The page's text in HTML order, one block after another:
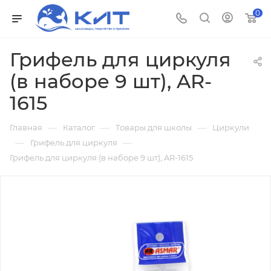
0
Грифель для циркуля
(в наборе 9 шт), AR-
1615
Главная — Каталог — Товары для школы — Циркули
— Грифель для циркуля —
Грифель для циркуля (в наборе 9 шт), AR-1615